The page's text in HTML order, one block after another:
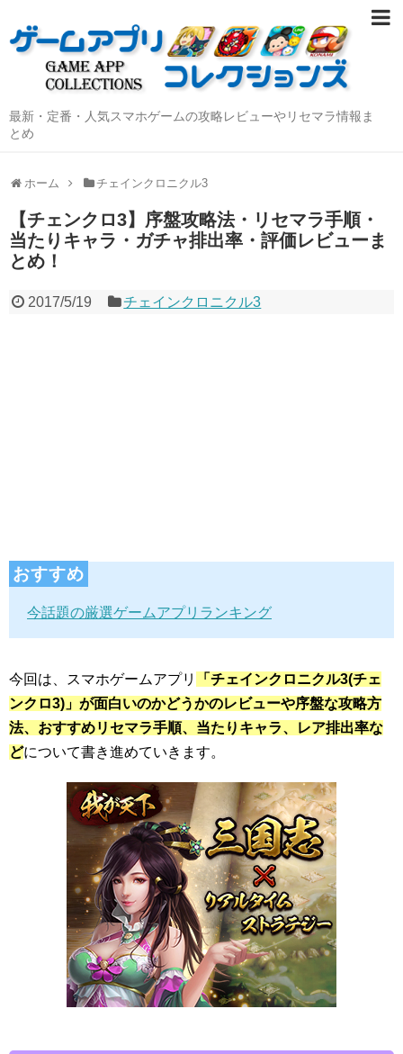
最新・定番・人気スマホゲームの攻略レビューやリセマラ情報ま
とめ
ホーム チェインクロニクル3
【チェンクロ3】序盤攻略法・リセマラ手順・
当たりキャラ・ガチャ排出率・評価レビューま
とめ！
2017/5/19 チェインクロニクル3
おすすめ
今話題の厳選ゲームアプリランキング
今回は、スマホゲームアプリ
「チェインクロニクル3(チェ
ンクロ3)」が面白いのかどうかのレビューや序盤な攻略方
法、おすすめリセマラ手順、当たりキャラ、レア排出率な
どについて書き進めていきます。